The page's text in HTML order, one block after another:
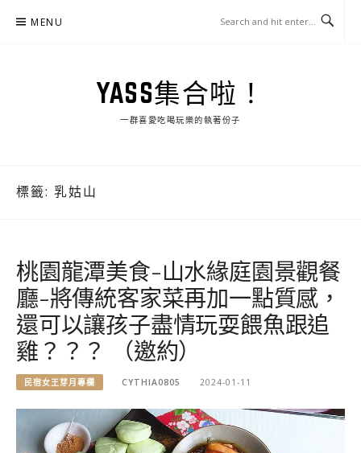
MENU
YASS集合啦！
一群喜愛吃喝玩樂的執著份子
標籤: 乳姑山
桃園龍潭美食-山水緣庭園景觀餐
廳-將傳統客家菜再加一點質感，
還可以讓孩子盡情玩耍餵魚跟追
雞？？？ （邀約）
民宿女王芽月專欄 CYTHIA0805 2024-01-11